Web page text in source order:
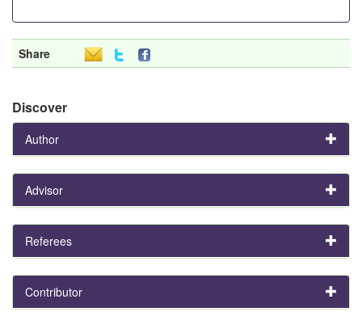
Share
Discover
Author
Advisor
Referees
Contributor